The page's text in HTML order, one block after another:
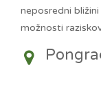
neposredni
možnosti